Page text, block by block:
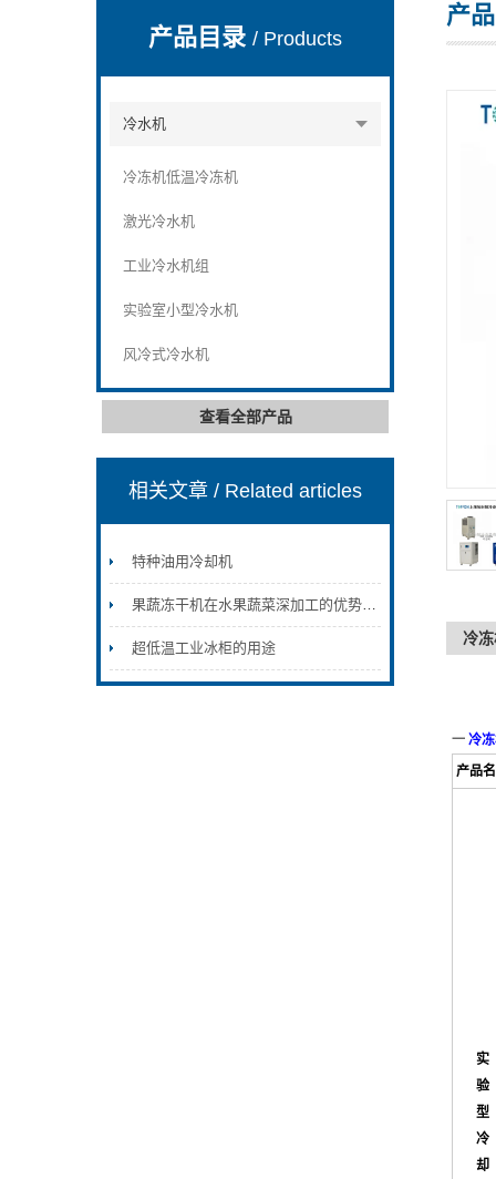
产品目录/ Products
冷水机
冷冻机低温冷冻机
激光冷水机
工业冷水机组
实验室小型冷水机
风冷式冷水机
查看全部产品
相关文章/ Related articles
特种油用冷却机
果蔬冻干机在水果蔬菜深加工的优势和前景
超低温工业冰柜的用途
产
冷
一 冷
产品
实
验
型
冷
却